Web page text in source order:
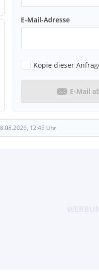
E-Mail-Adresse
Kopie dieser
E-Mail
12:45 Uhr